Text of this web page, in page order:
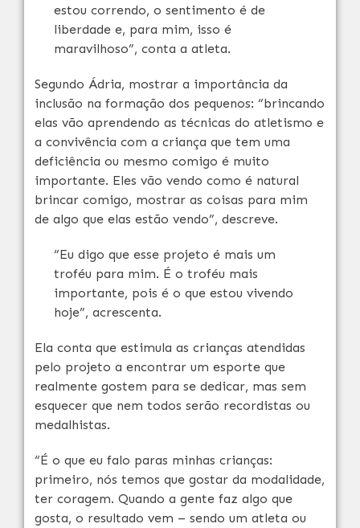
estou correndo, o sentimento é de
liberdade e, para mim, isso é
maravilhoso”, conta a atleta.
Segundo Ádria, mostrar a importância da
inclusão na formação dos pequenos: “brincando
elas vão aprendendo as técnicas do atletismo e
a convivência com a criança que tem uma
deficiência ou mesmo comigo é muito
importante. Eles vão vendo como é natural
brincar comigo, mostrar as coisas para mim
de algo que elas estão vendo”, descreve.
“Eu digo que esse projeto é mais um
troféu para mim. É o troféu mais
importante, pois é o que estou vivendo
hoje”, acrescenta.
Ela conta que estimula as crianças atendidas
pelo projeto a encontrar um esporte que
realmente gostem para se dedicar, mas sem
esquecer que nem todos serão recordistas ou
medalhistas.
“É o que eu falo paras minhas crianças:
primeiro, nós temos que gostar da modalidade,
ter coragem. Quando a gente faz algo que
gosta, o resultado vem – sendo um atleta ou